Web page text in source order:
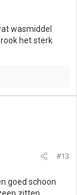
wasmiddel
het sterk
#13
goed schoon